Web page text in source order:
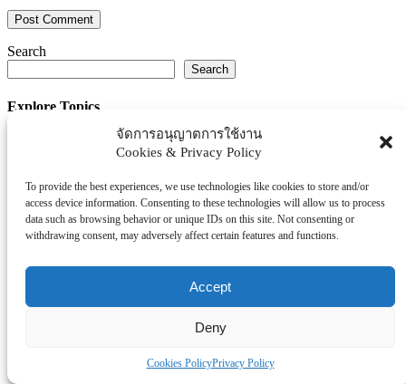
จัดการอนุญาตการใช้งาน
Cookies & Privacy Policy
To provide the best experiences, we use technologies like cookies to store and/or
access device information. Consenting to these technologies will allow us to process
data such as browsing behavior or unique IDs on this site. Not consenting or
withdrawing consent, may adversely affect certain features and functions.
Accept
Deny
Cookies PolicyPrivacy Policy
Search
Search
Explore Topics
Thaiworldtoday
Uncategorized
ธุรกิจ/ประกัน/การเงิน
บันเทิง/กีฬา
ภาครัฐ/ราชการ
ยานยนต์
โรงแรม/ท่องเที่ยว/อาหาร
Tag Clouds